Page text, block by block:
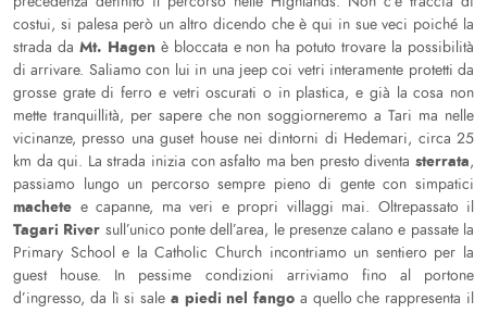
costui, si palesa però un altro dicendo che è qui in sue veci poiché la
strada da Mt. Hagenè bloccata e non ha potuto trovare la possibilità
di arrivare. Saliamo con lui in una jeep coi vetri interamente protetti da
grosse grate di ferro e vetri oscurati o in plastica, e già la cosa non
mette tranquillità, per sapere che non soggiorneremo a Tari ma nelle
vicinanze, presso una guset house nei dintorni di Hedemari, circa 25
km da qui. La strada inizia con asfalto ma ben presto diventa sterrata,
passiamo lungo un percorso sempre pieno di gente con simpatici
machete e capanne, ma veri e propri villaggi mai. Oltrepassato il
Tagari River sull’unico ponte dell’area, le presenze calano e passate la
Primary School e la Catholic Church incontriamo un sentiero per la
guest house. In pessime condizioni arriviamo fino al portone
d’ingresso, da lì si sale a piedi nel fango a quello che rappresenta il